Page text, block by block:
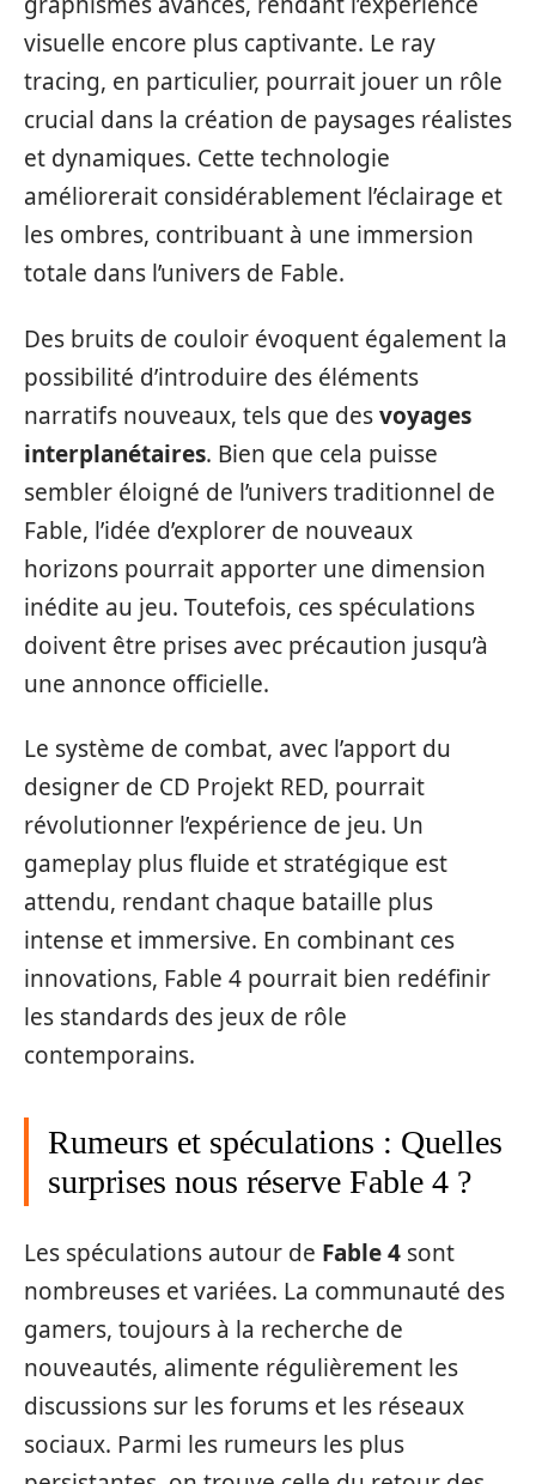
visuelle encore plus captivante. Le ray
tracing, en particulier, pourrait jouer un rôle
crucial dans la création de paysages réalistes
et dynamiques. Cette technologie
améliorerait considérablement l’éclairage et
les ombres, contribuant à une immersion
totale dans l’univers de Fable.
Des bruits de couloir évoquent également la
possibilité d’introduire des éléments
narratifs nouveaux, tels que desvoyages
interplanétaires. Bien que cela puisse
sembler éloigné de l’univers traditionnel de
Fable, l’idée d’explorer de nouveaux
horizons pourrait apporter une dimension
inédite au jeu. Toutefois, ces spéculations
doivent être prises avec précaution jusqu’à
une annonce officielle.
Le système de combat, avec l’apport du
designer de CD Projekt RED, pourrait
révolutionner l’expérience de jeu. Un
gameplay plus fluide et stratégique est
attendu, rendant chaque bataille plus
intense et immersive. En combinant ces
innovations, Fable 4 pourrait bien redéfinir
les standards des jeux de rôle
contemporains.
Rumeurs et spéculations : Quelles
surprises nous réserve Fable 4 ?
Les spéculations autour de Fable 4 sont
nombreuses et variées. La communauté des
gamers, toujours à la recherche de
nouveautés, alimente régulièrement les
discussions sur les forums et les réseaux
sociaux. Parmi les rumeurs les plus